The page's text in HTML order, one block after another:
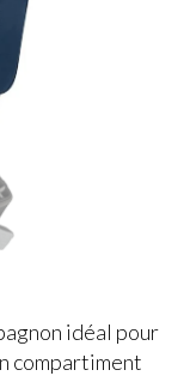
idéal pour
compartiment